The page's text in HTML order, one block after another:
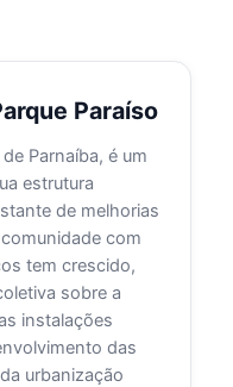
Paraíso
Parnaíba, é um
estrutura
de melhorias
com
tem crescido,
sobre a
instalações
das
urbanização